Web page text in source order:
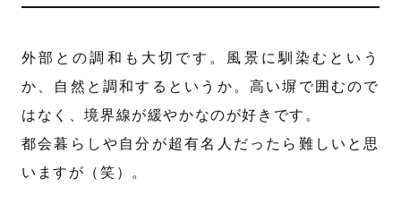
外部との調和も大切です。風景に馴染むという
か、自然と調和するというか。高い塀で囲むので
はなく、境界線が緩やかなのが好きです。
都会暮らしや自分が超有名人だったら難しいと思
いますが（笑）。